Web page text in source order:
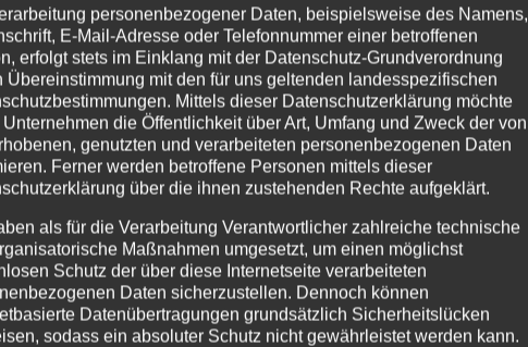
Jahre
System:
50 Einsätze in
Asbach
2026
Rauchentwicklung
hinter
leerstehendem
Gebäude sorgt für
Feuerwehreinsatz
2. AUG. 2026
personenbezogener Daten, beispielsweise des Namens,
E-Mail-Adresse oder Telefonnummer einer betroffenen
erfolgt stets im Einklang mit der Datenschutz-Grundverordnung
Übereinstimmung mit den für uns geltenden landesspezifischen
Mittels dieser Datenschutzerklärung möchte
Unternehmen die Öffentlichkeit über Art, Umfang und Zweck der von
genutzten und verarbeiteten personenbezogenen Daten
Ferner werden betroffene Personen mittels dieser
über die ihnen zustehenden Rechte aufgeklärt.
als für die Verarbeitung Verantwortlicher zahlreiche technische
Maßnahmen umgesetzt, um einen möglichst
Schutz der über diese Internetseite verarbeiteten
Daten sicherzustellen. Dennoch können
Datenübertragungen grundsätzlich Sicherheitslücken
sodass ein absoluter Schutz nicht gewährleistet werden kann.